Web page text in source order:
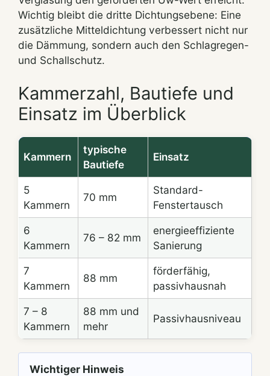
Wichtig bleibt die dritte Dichtungsebene: Eine
zusätzliche Mitteldichtung verbessert nicht nur
die Dämmung, sondern auch den Schlagregen-
und Schallschutz.
Kammerzahl, Bautiefe und
Einsatz im Überblick
Kammern
typische
Bautiefe
Einsatz
5
Kammern
70 mm
Standard-
Fenstertausch
6
Kammern
76 – 82 mm
energieeffiziente
Sanierung
7
Kammern
88 mm
förderfähig,
passivhausnah
7 – 8
Kammern
88 mm und
mehr
Passivhausniveau
Wichtiger Hinweis